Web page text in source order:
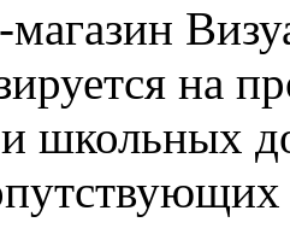
на
школьных